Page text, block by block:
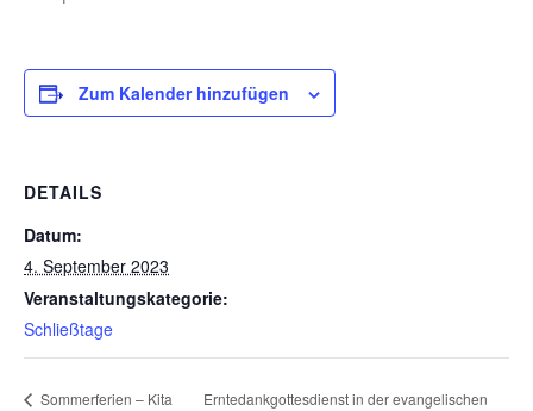
Zum Kalender hinzufügen
DETAILS
Datum:
4. September 2023
Veranstaltungskategorie:
Schließtage
Sommerferien – Kita
Erntedankgottesdienst in der evangelischen